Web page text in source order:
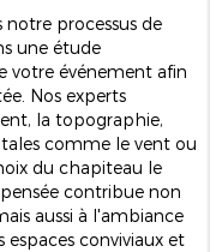
notre processus de
une étude
votre événement afin
Nos experts
la topographie,
comme le vent ou
du chapiteau le
contribue non
aussi à l'ambiance
espaces conviviaux et